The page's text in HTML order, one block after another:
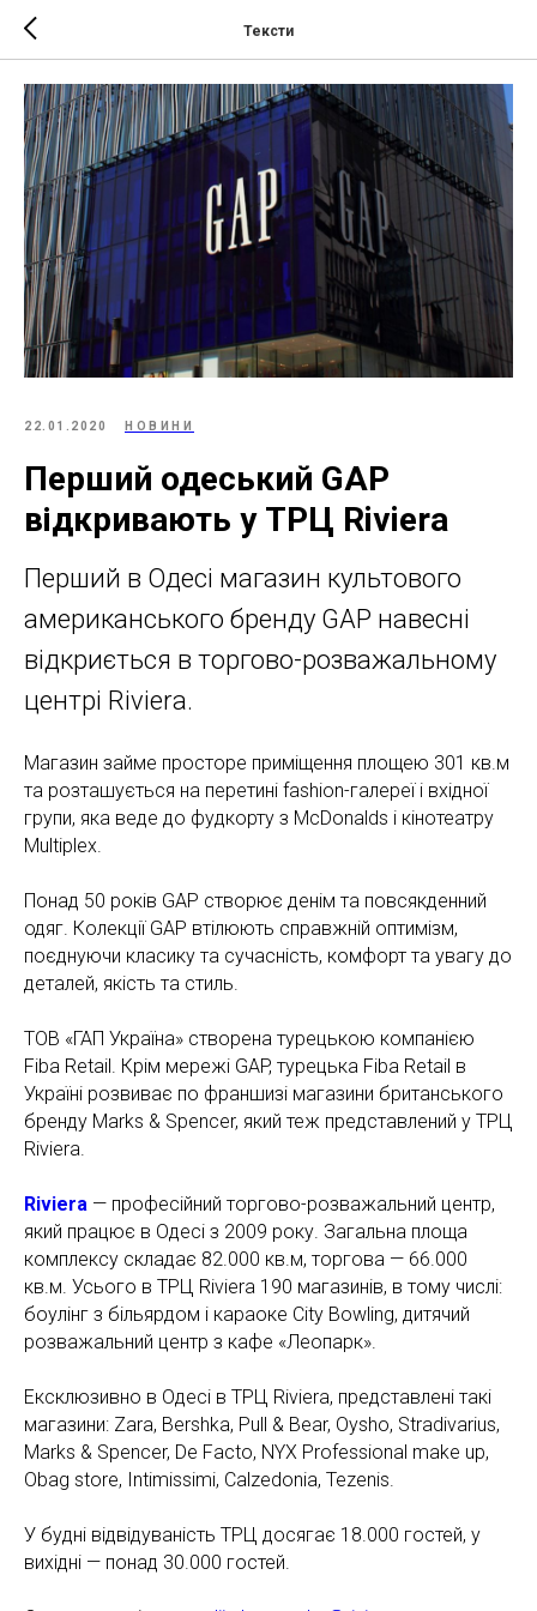
Тексти
22.01.2020 НОВИНИ
Перший одеський GAP
відкривають у ТРЦ Riviera
Перший в Одесі магазин культового
американського бренду GAP навесні
відкриється в торгово-розважальному
центрі Riviera.
Магазин займе просторе приміщення площею 301 кв.м
та розташується на перетині fashion-галереї і вхідної
групи, яка веде до фудкорту з McDonalds і кінотеатру
Multiplex.
Понад 50 років GAP створює денім та повсякденний
одяг. Колекції GAP втілюють справжній оптимізм,
поєднуючи класику та сучасність, комфорт та увагу до
деталей, якість та стиль.
ТОВ «ГАП Україна» створена турецькою компанією
Fiba Retail. Крім мережі GAP, турецька Fiba Retail в
Україні розвиває по франшизі магазини британського
бренду Marks & Spencer, який теж представлений у ТРЦ
Riviera.
Riviera — професійний торгово-розважальний центр,
який працює в Одесі з 2009 року. Загальна площа
комплексу складає 82.000 кв.м, торгова — 66.000
кв.м. Усього в ТРЦ Riviera 190 магазинів, в тому числі:
боулінг з більярдом і караоке City Bowling, дитячий
розважальний центр з кафе «Леопарк».
Ексклюзивно в Одесі в ТРЦ Riviera, представлені такі
магазини: Zara, Bershka, Pull & Bear, Oysho, Stradivarius,
Marks & Spencer, De Facto, NYX Professional make up,
Obag store, Intimissimi, Calzedonia, Tezenis.
У будні відвідуваність ТРЦ досягає 18.000 гостей, у
вихідні — понад 30.000 гостей.